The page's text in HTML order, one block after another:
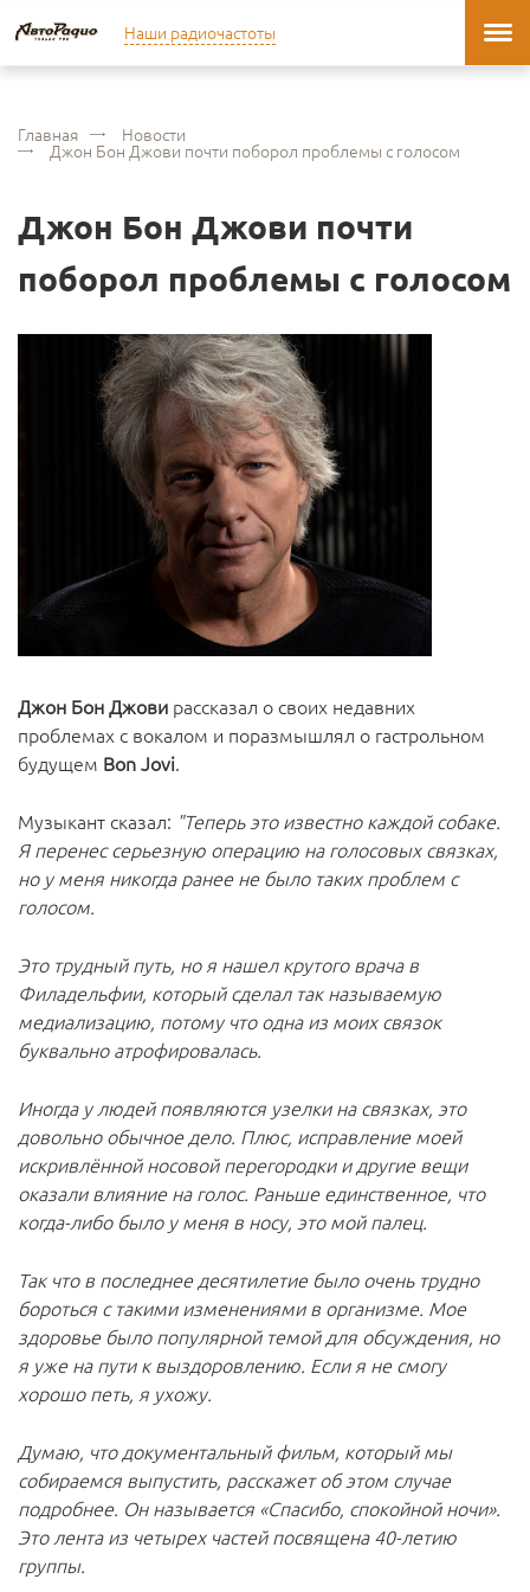
Наши радиочастоты
Главная Новости
Джон Бон Джови почти поборол проблемы с голосом
Джон Бон Джови почти
поборол проблемы с голосом
Джон Бон Джови рассказал о своих недавних
проблемах с вокалом и поразмышлял о гастрольном
будущем Bon Jovi.
Музыкант сказал: "Теперь это известно каждой собаке.
Я перенес серьезную операцию на голосовых связках,
но у меня никогда ранее не было таких проблем с
голосом.
Это трудный путь, но я нашел крутого врача в
Филадельфии, который сделал так называемую
медиализацию, потому что одна из моих связок
буквально атрофировалась.
Иногда у людей появляются узелки на связках, это
довольно обычное дело. Плюс, исправление моей
искривлённой носовой перегородки и другие вещи
оказали влияние на голос. Раньше единственное, что
когда-либо было у меня в носу, это мой палец.
Так что в последнее десятилетие было очень трудно
бороться с такими изменениями в организме. Мое
здоровье было популярной темой для обсуждения, но
я уже на пути к выздоровлению. Если я не смогу
хорошо петь, я ухожу.
Думаю, что документальный фильм, который мы
собираемся выпустить, расскажет об этом случае
подробнее. Он называется «Спасибо, спокойной ночи».
Это лента из четырех частей посвящена 40-летию
группы.